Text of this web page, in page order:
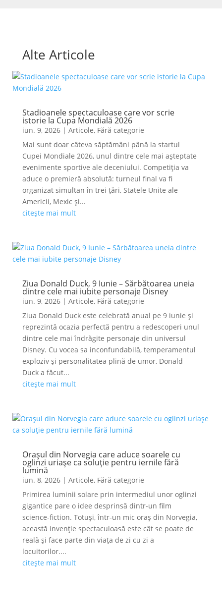
Alte Articole
Stadioanele spectaculoase care vor scrie
istorie la Cupa Mondială 2026
iun. 9, 2026| Articole, Fără categorie
Mai sunt doar câteva săptămâni până la startul
Cupei Mondiale 2026, unul dintre cele mai așteptate
evenimente sportive ale deceniului. Competiția va
aduce o premieră absolută: turneul final va fi
organizat simultan în trei țări, Statele Unite ale
Americii, Mexic și...
citește mai mult
Ziua Donald Duck, 9 Iunie – Sărbătoarea uneia
dintre cele mai iubite personaje Disney
iun. 9, 2026| Articole, Fără categorie
Ziua Donald Duck este celebrată anual pe 9 iunie și
reprezintă ocazia perfectă pentru a redescoperi unul
dintre cele mai îndrăgite personaje din universul
Disney. Cu vocea sa inconfundabilă, temperamentul
exploziv și personalitatea plină de umor, Donald
Duck a făcut...
citește mai mult
Orașul din Norvegia care aduce soarele cu
oglinzi uriașe ca soluție pentru iernile fără
lumină
iun. 8, 2026| Articole, Fără categorie
Primirea luminii solare prin intermediul unor oglinzi
gigantice pare o idee desprinsă dintr-un film
science-fiction. Totuși, într-un mic oraș din Norvegia,
această invenție spectaculoasă este cât se poate de
reală și face parte din viața de zi cu zi a
locuitorilor....
citește mai mult